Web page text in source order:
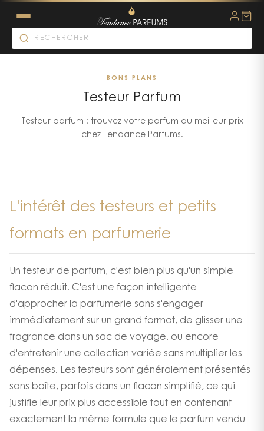
BONS PLANS
Testeur Parfum
Testeur parfum : trouvez votre parfum au meilleur prix
chez Tendance Parfums.
L'intérêt des testeurs et petits
formats en parfumerie
Un testeur de parfum, c'est bien plus qu'un simple
flacon réduit. C'est une façon intelligente
d'approcher la parfumerie sans s'engager
immédiatement sur un grand format, de glisser une
fragrance dans un sac de voyage, ou encore
d'entretenir une collection variée sans multiplier les
dépenses. Les testeurs sont généralement présentés
sans boîte, parfois dans un flacon simplifié, ce qui
justifie leur prix plus accessible tout en contenant
exactement la même formule que le parfum vendu